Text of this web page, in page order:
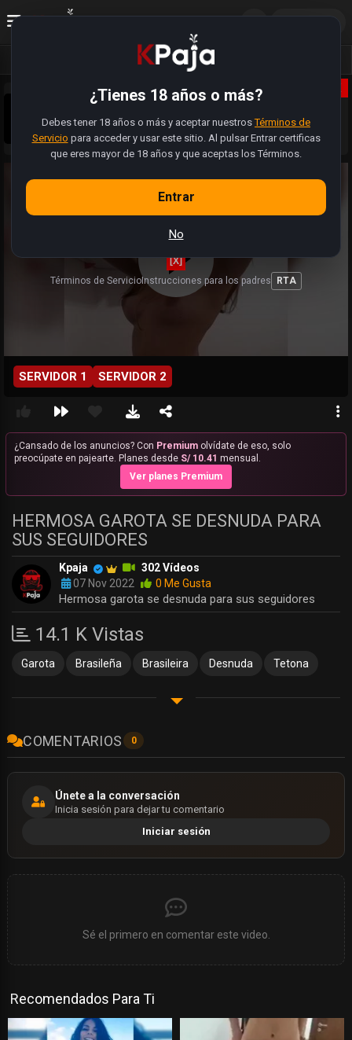
Fotos
Sobrinos pajeros 😈, la web se actualizó. Tiene muchas
modificar perfiles y hasta buscar a alguien cercano para
folla.
Sabemos que hay videos y enlaces que estan rotos.
Estamos trabajando (como pajeros) para restaurar la
totalidad de videos 🍆
[X]
SERVIDOR 1 SERVIDOR 2
¿Cansado de los anuncios? Con Premium olvídate de eso, solo
preocúpate en pajearte. Planes desde S/ 10.41 mensual.
Ver planes Premium
HERMOSA GAROTA SE DESNUDA PARA
SUS SEGUIDORES
Kpaja
302 Vídeos
07 Nov 2022
0 Me Gusta
Hermosa garota se desnuda para sus seguidores
14.1 K Vistas
Garota Brasileña Brasileira Desnuda Tetona
COMENTARIOS 0
Únete a la conversación
Inicia sesión para dejar tu comentario
Iniciar sesión
Sé el primero en comentar este video.
Recomendados Para Ti
¿Tienes 18 años o más?
Debes tener 18 años o más y aceptar nuestrosTérminos de
Servicio para acceder y usar este sitio. Al pulsar Entrar certificas
que eres mayor de 18 años y que aceptas los Términos.
Entrar
No
Términos de ServicioInstrucciones para los padres RTA